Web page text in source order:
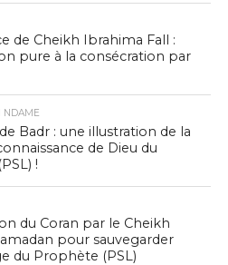
de Cheikh Ibrahima Fall :
pure à la consécration par
NDAME
Badr : une illustration de la
de Dieu du
!
du Coran par le Cheikh
pour sauvegarder
du Prophète (PSL)